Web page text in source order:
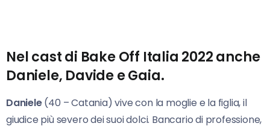
Nel cast di Bake Off Italia 2022anche
Daniele, Davide e Gaia.
Daniele(40 – Catania) vive con la moglie e la figlia, il
giudice più severo dei suoi dolci. Bancario di professione,